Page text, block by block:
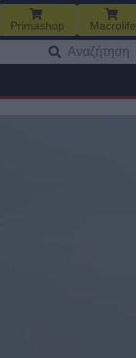
Primashop Macrolife